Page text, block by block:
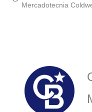
Mercadotecnia